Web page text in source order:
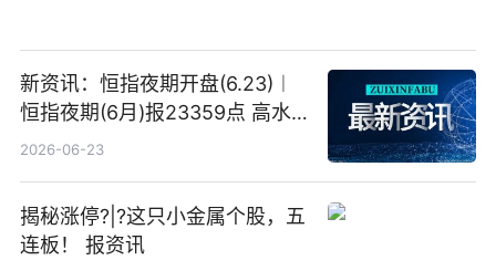
新资讯：恒指夜期开盘(6.23)︱
恒指夜期(6月)报23359点 高水
23点
2026-06-23
揭秘涨停?|?这只小金属个股，五
连板！ 报资讯